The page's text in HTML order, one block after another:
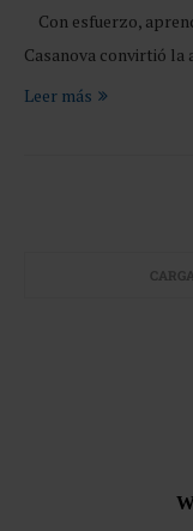
Con esfuerzo,
Casanova convirtió
Leer más